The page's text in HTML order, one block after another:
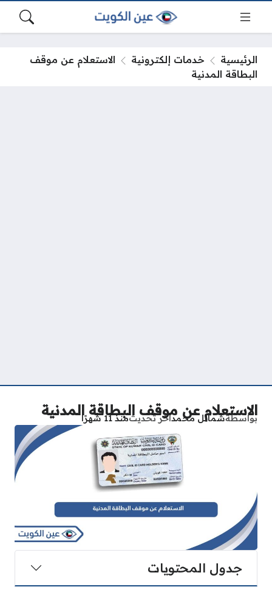
الرئيسية خدمات إلكترونية
الاستعلام عن موقف
البطاقة المدنية
الاستعلام عن موقف البطاقة المدنية
بواسطةشمائل محمدآخر تحديثمنذ 11 شهرًا
جدول المحتويات